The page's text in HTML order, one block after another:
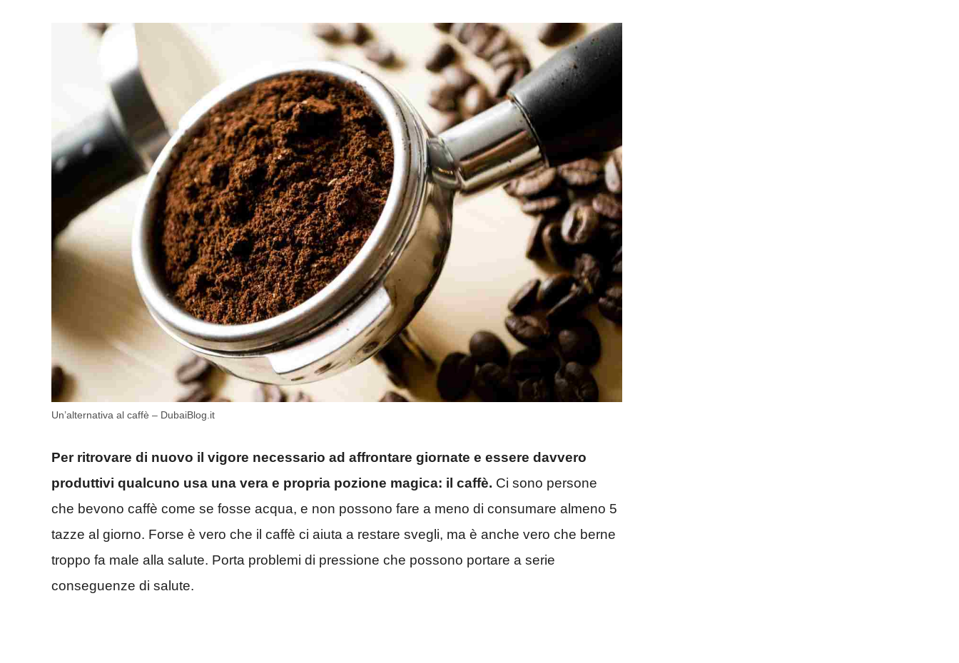
Un’alternativa al caffè – DubaiBlog.it
Per ritrovare di nuovo il vigore necessario ad affrontare giornate e essere davvero
produttivi qualcuno usa una vera e propria pozione magica: il caffè. Ci sono persone
che bevono caffè come se fosse acqua, e non possono fare a meno di consumare almeno 5
tazze al giorno. Forse è vero che il caffè ci aiuta a restare svegli, ma è anche vero che berne
troppo fa male alla salute. Porta problemi di pressione che possono portare a serie
conseguenze di salute.